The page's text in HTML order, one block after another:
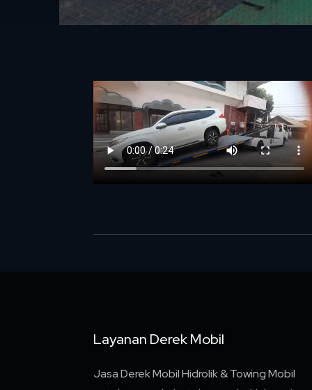
Layanan Derek Mobil
Jasa Derek Mobil Hidrolik & Towing Mobil